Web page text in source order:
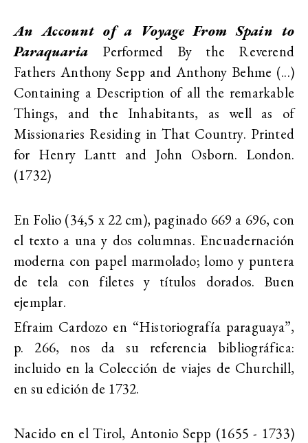
An Account of a Voyage From Spain to
Paraquaria Performed By the Reverend
Fathers Anthony Sepp and Anthony Behme (...)
Containing a Description of all the remarkable
Things, and the Inhabitants, as well as of
Missionaries Residing in That Country. Printed
for Henry Lantt and John Osborn. London.
(1732)
En Folio (34,5 x 22 cm), paginado 669 a 696, con
el texto a una y dos columnas. Encuadernación
moderna con papel marmolado; lomo y puntera
de tela con filetes y títulos dorados. Buen
ejemplar.
Efraim Cardozo en “Historiografía paraguaya”,
p. 266, nos da su referencia bibliográfica:
incluido en la Colección de viajes de Churchill,
en su edición de 1732.
Nacido en el Tirol, Antonio Sepp (1655 - 1733)